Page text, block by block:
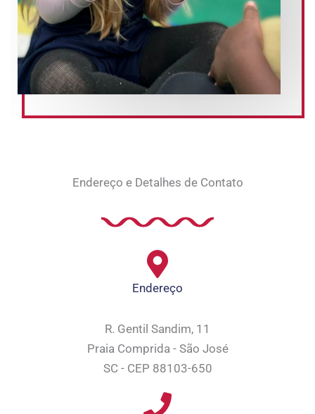
Endereço e Detalhes de Contato
Endereço
R. Gentil Sandim, 11
Praia Comprida - São José
SC - CEP 88103-650